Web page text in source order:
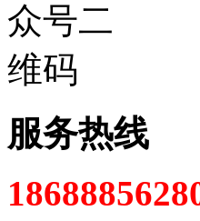
服务热线